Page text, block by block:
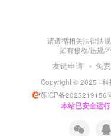
请遵循相关法律法
如有侵权/违规/
友链申请 免
Copyright © 2025 · 科
苏ICP备2025219156
本站已安全运